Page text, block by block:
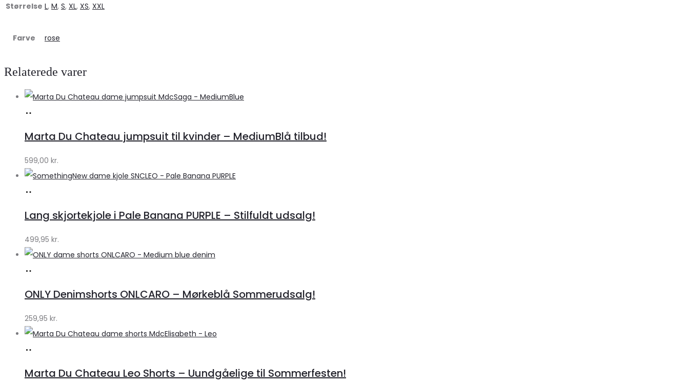
Størrelse L, M, S, XL, XS, XXL
Farve rose
Relaterede varer
Klædeskabet.dk
Marta Du Chateau jumpsuit til kvinder – MediumBlå tilbud!
599,00 kr.
Klædeskabet.dk
Lang skjortekjole i Pale Banana PURPLE – Stilfuldt udsalg!
499,95 kr.
Klædeskabet.dk
ONLY Denimshorts ONLCARO – Mørkeblå Sommerudsalg!
259,95 kr.
Klædeskabet.dk
Marta Du Chateau Leo Shorts – Uundgåelige til Sommerfesten!